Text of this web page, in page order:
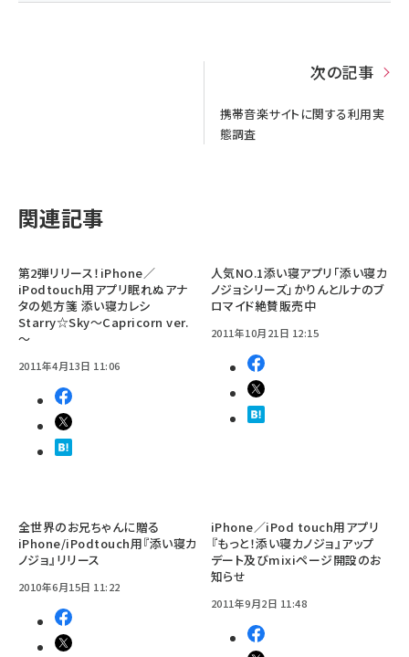
次の記事
携帯音楽サイトに関する利用実
態調査
関連記事
第2弾リリース！iPhone／
iPodtouch用アプリ眠れぬアナ
タの処方箋 添い寝カレシ
Starry☆Sky～Capricorn ver.
～
2011年4月13日 11:06
人気NO.1添い寝アプリ「添い寝カ
ノジョシリーズ」かりんとルナのブ
ロマイド絶賛販売中
2011年10月21日 12:15
全世界のお兄ちゃんに贈る
iPhone/iPodtouch用『添い寝カ
ノジョ』リリース
2010年6月15日 11:22
iPhone／iPod touch用アプリ
『もっと！添い寝カノジョ』アップ
デート及びmixiページ開設のお
知らせ
2011年9月2日 11:48